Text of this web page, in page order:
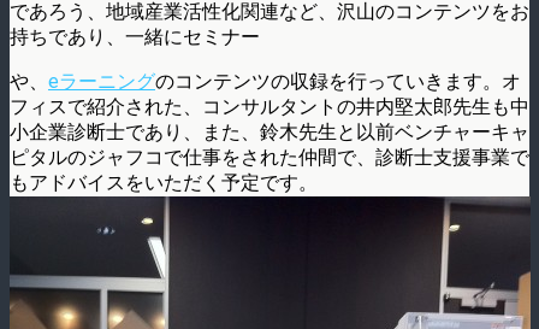
であろう、地域産業活性化関連など、沢山のコンテンツをお
持ちであり、一緒にセミナー
や、 eラーニングのコンテンツの収録を行っていきます。オ
フィスで紹介された、コンサルタントの井内堅太郎先生も中
小企業診断士であり、また、鈴木先生と以前ベンチャーキャ
ピタルのジャフコで仕事をされた仲間で、診断士支援事業で
もアドバイスをいただく予定です。